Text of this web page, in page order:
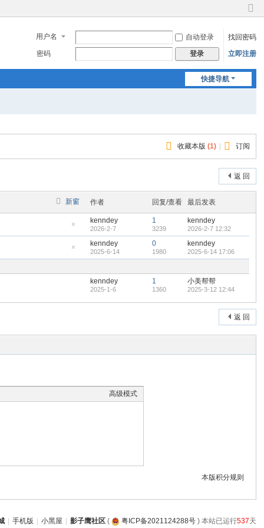
切
到
窄
用户名 自动登录
找回密码
密码
登录 立即注册
快捷导航
收藏本版 (1) 订阅
返 回
新窗 作者 回复/查看 最后发表
藏
置
帖
kenndey
2026-2-7
1
3239
kenndey
2026-2-7 12:32
藏
顶
kenndey
2025-6-14
0
1980
kenndey
2025-6-14 17:06
kenndey
2025-1-6
1
1360
小美帮帮
2025-3-12 12:44
返 回
高级模式
本版积分规则
| 手机版 | 小黑屋 | 影子鹰社区( 粤ICP备2021124288号) 本站已运行537天